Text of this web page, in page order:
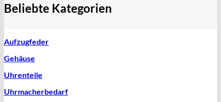
Beliebte Kategorien
Aufzugfeder
Gehäuse
Uhrenteile
Uhrmacherbedarf